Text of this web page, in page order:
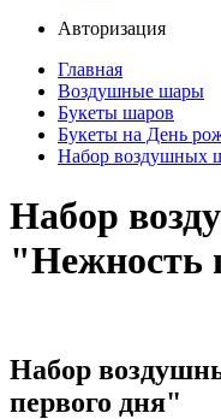
Авторизация
Главная
Воздушные шары
Букеты шаров
Букеты на День
Набор воздушных
Набор
"Нежность
Набор
первого дня"